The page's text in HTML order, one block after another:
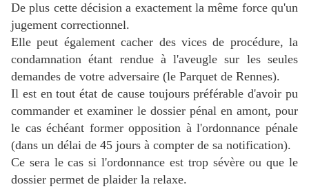
De plus cette décision a exactement la même force qu'un
jugement correctionnel.
Elle peut également cacher des vices de procédure, la
condamnation étant rendue à l'aveugle sur les seules
demandes de votre adversaire (le Parquet de Rennes).
Il est en tout état de cause toujours préférable d'avoir pu
commander et examiner le dossier pénal en amont, pour
le cas échéant former opposition à l'ordonnance pénale
(dans un délai de 45 jours à compter de sa notification).
Ce sera le cas si l'ordonnance est trop sévère ou que le
dossier permet de plaider la relaxe.